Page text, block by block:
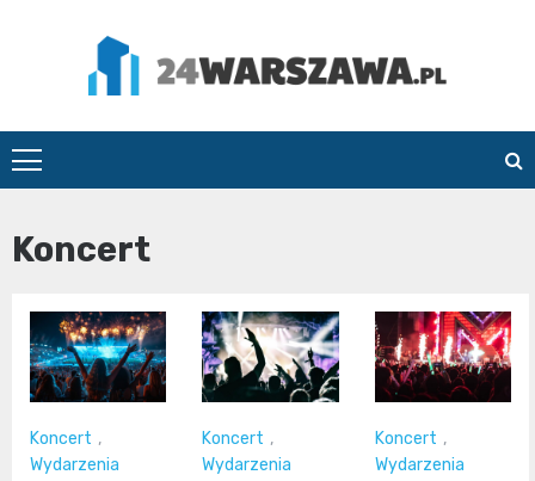
24Warszawa.pl
Koncert
Koncert ,
Wydarzenia
Koncert ,
Wydarzenia
Koncert ,
Wydarzenia